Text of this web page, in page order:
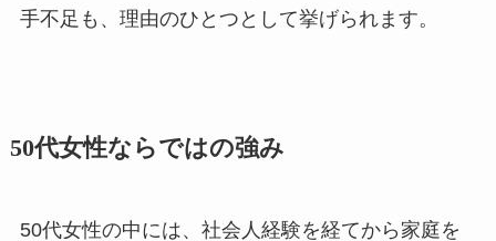
手不足も、理由のひとつとして挙げられます。
50代女性ならではの強み
50代女性の中には、社会人経験を経てから家庭を